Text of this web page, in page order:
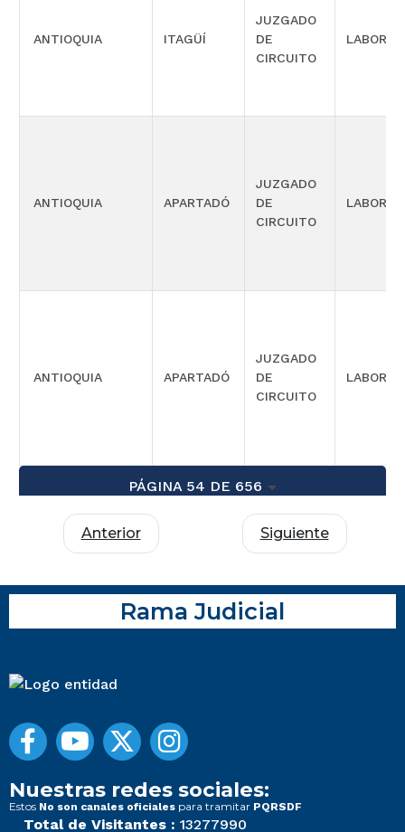
ANTIOQUIA ITAGÜÍ
JUZGADO
DE
CIRCUITO
LABORAL
ANTIOQUIA APARTADÓ
JUZGADO
DE
CIRCUITO
LABORAL
ANTIOQUIA APARTADÓ
JUZGADO
DE
CIRCUITO
LABORAL
PÁGINA 54 DE 656
Anterior Siguiente
Rama Judicial
Nuestras redes sociales:
Estos No son canales oficiales para tramitar PQRSDF
Total de Visitantes : 13277990